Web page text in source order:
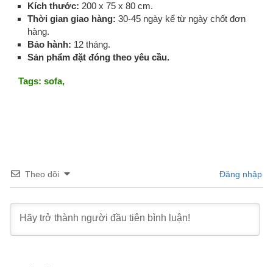
Kích thước: 200 x 75 x 80 cm.
Thời gian giao hàng: 30-45 ngày kể từ ngày chốt đơn
hàng.
Bảo hành: 12 tháng.
Sản phẩm đặt đóng theo yêu cầu.
Tags: sofa,
Theo dõi Đăng nhập